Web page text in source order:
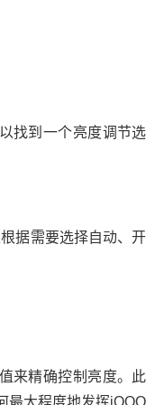
找到一个亮度调节选
据需要选择自动、开
来精确控制亮度。此
最大程度地发挥iQOO